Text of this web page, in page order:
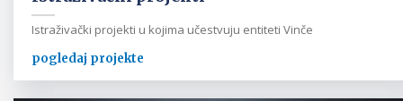
Istraživački projekti u kojima učestvuju entiteti Vinče
pogledaj projekte